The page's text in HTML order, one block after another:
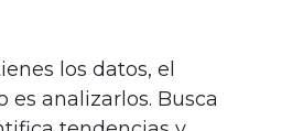
los datos, el
es analizarlos. Busca